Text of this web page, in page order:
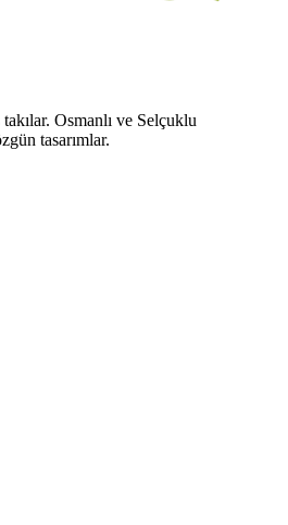
Osmanlı ve Selçuklu
tasarımlar.